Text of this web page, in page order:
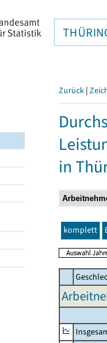
Zurück |
in
komplett